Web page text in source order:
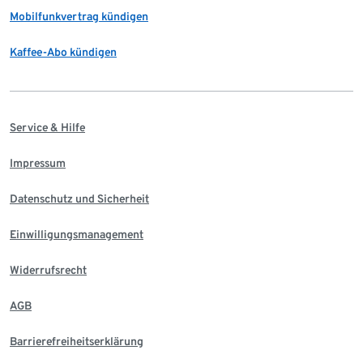
Mobilfunkvertrag kündigen
Kaffee-Abo kündigen
Service & Hilfe
Impressum
Datenschutz und Sicherheit
Einwilligungsmanagement
Widerrufsrecht
AGB
Barrierefreiheitserklärung